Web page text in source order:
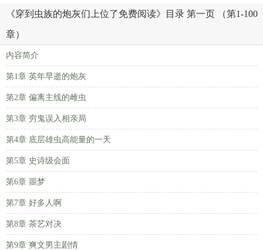
《穿到虫族的炮灰们上位了免费阅读》目录 第一页 （第1-100
章）
内容简介
第1章 英年早逝的炮灰
第2章 偏离主线的雌虫
第3章 穷鬼误入相亲局
第4章 底层雄虫高能量的一天
第5章 史诗级会面
第6章 噩梦
第7章 好多人啊
第8章 茶艺对决
第9章 爽文男主剧情